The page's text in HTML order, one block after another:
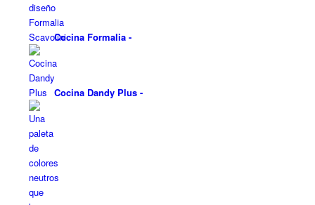
Cocina Formalia-
Cocina Dandy Plus-